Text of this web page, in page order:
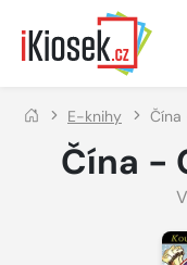
Přejít na hlavní obsah
E-knihy Čína
Čína -